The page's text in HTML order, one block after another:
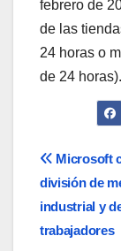
febrero de
de las
24 horas o
de 24 horas).
de
Microsoft
división de
industrial y
trabajadores